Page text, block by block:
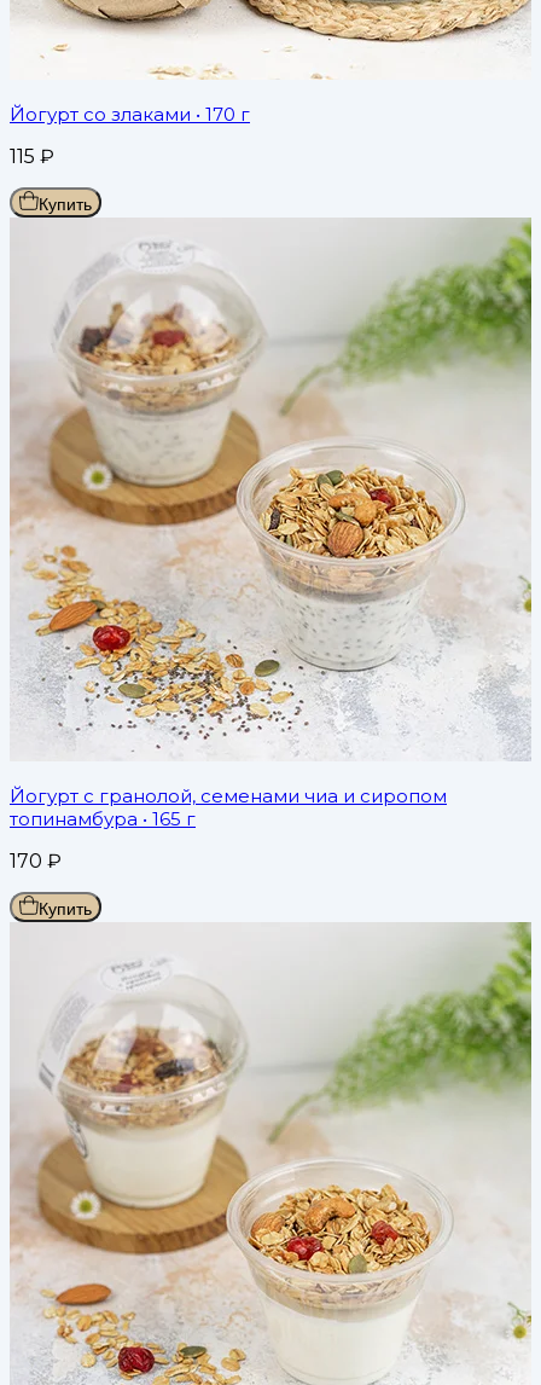
Йогурт со злаками • 170 г
115 ₽
Купить
Йогурт с гранолой, семенами чиа и сиропом
топинамбура • 165 г
170 ₽
Купить